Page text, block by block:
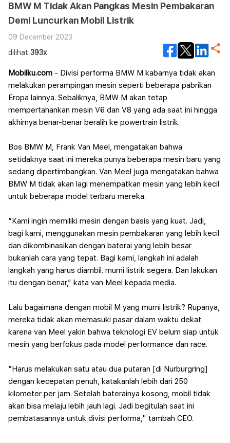
BMW M Tidak Akan Pangkas Mesin Pembakaran
Demi Luncurkan Mobil Listrik
09 December 2023
dilihat 393x
Mobilku.com - Divisi performa BMW M kabarnya tidak akan
melakukan perampingan mesin seperti beberapa pabrikan
Eropa lainnya. Sebaliknya, BMW M akan tetap
mempertahankan mesin V6 dan V8 yang ada saat ini hingga
akhirnya benar-benar beralih ke powertrain listrik.
Bos BMW M, Frank Van Meel, mengatakan bahwa
setidaknya saat ini mereka punya beberapa mesin baru yang
sedang dipertimbangkan. Van Meel juga mengatakan bahwa
BMW M tidak akan lagi menempatkan mesin yang lebih kecil
untuk beberapa model terbaru mereka.
“Kami ingin memiliki mesin dengan basis yang kuat. Jadi,
bagi kami, menggunakan mesin pembakaran yang lebih kecil
dan dikombinasikan dengan baterai yang lebih besar
bukanlah cara yang tepat. Bagi kami, langkah ini adalah
langkah yang harus diambil. murni listrik segera. Dan lakukan
itu dengan benar,” kata van Meel kepada media.
Lalu bagaimana dengan mobil M yang murni listrik? Rupanya,
mereka tidak akan memasuki pasar dalam waktu dekat
karena van Meel yakin bahwa teknologi EV belum siap untuk
mesin yang berfokus pada model performance dan race.
“Harus melakukan satu atau dua putaran [di Nurburgring]
dengan kecepatan penuh, katakanlah lebih dari 250
kilometer per jam. Setelah baterainya kosong, mobil tidak
akan bisa melaju lebih jauh lagi. Jadi begitulah saat ini
pembatasannya untuk divisi performa," tambah CEO.